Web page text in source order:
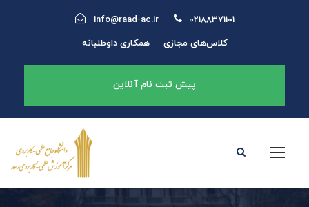
info@raad-ac.ir
02188371101
همکاری داوطلبانه
کلاس‌های مجازی
پیش ثبت نام آنلاین